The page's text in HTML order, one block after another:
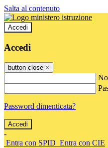
Salta al contenuto
Accedi
Accedi
button close ×
Password dimenticata?
-
Entra con SPID Entra con CIE